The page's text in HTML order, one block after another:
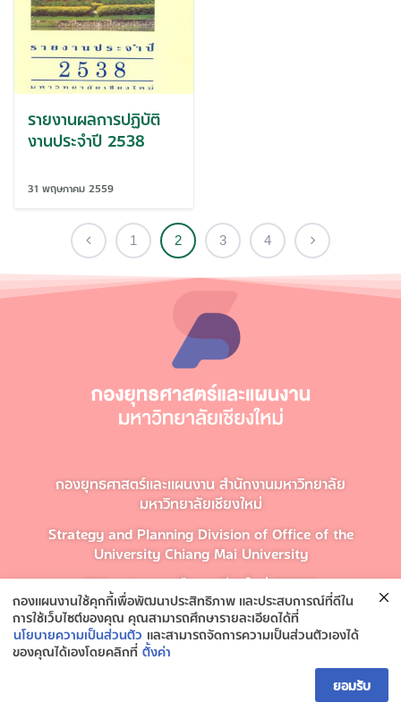
รายงานผลการปฏิบัติ
งานประจำปี 2538
31 พฤษภาคม 2559
1 2 3 4
กองยุทธศาสตร์และแผนงาน สำนักงานมหาวิทยาลัย
มหาวิทยาลัยเชียงใหม่
Strategy and Planning Division of Office of the
University Chiang Mai University
239 ต.สุเทพ อ.เมือง จ.เชียงใหม่ 50200
โทรศัพท์ 053-943141
กองแผนงานใช้คุกกี้เพื่อพัฒนาประสิทธิภาพ และประสบการณ์ที่ดีใน
การใช้เว็บไซต์ของคุณ คุณสามารถศึกษารายละเอียดได้ที่
นโยบายความเป็นส่วนตัว และสามารถจัดการความเป็นส่วนตัวเองได้
ของคุณได้เองโดยคลิกที่ ตั้งค่า
ยอมรับ
Open